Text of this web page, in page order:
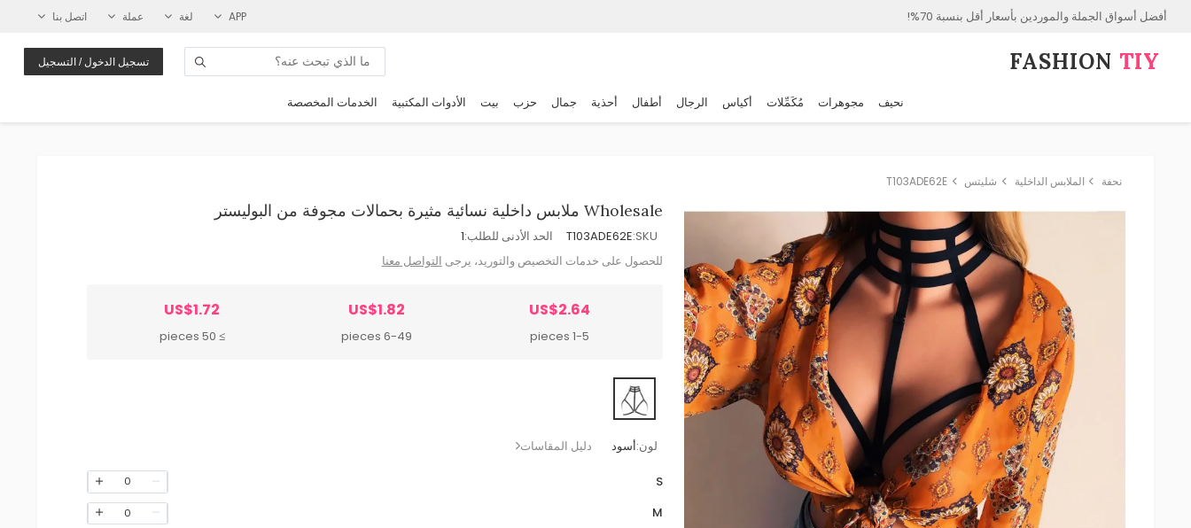
أفضل أسواق الجملة والموردين بأسعار أقل بنسبة 70%! APP لغة عملة اتصل بنا
FASHION⁠ TIY تسجيل الدخول / التسجيل
نحيف مجوهرات مُكَمِّلات أكياس الرجال أطفال أحذية جمال حزب بيت الأدوات المكتبية الخدمات المخصصة
نحفة الملابس الداخلية شليتس T103ADE62E
Wholesale ملابس داخلية نسائية مثيرة بحمالات مجوفة من البوليستر
SKU:
T103ADE62E الحد الأدنى للطلب:1
للحصول على خدمات التخصيص والتوريد، يرجى التواصل معنا
US$2.64
1-5 pieces
US$1.82
6-49 pieces
US$1.72
≥ 50 pieces
لون:أسود دليل المقاسات
S
0
M
0